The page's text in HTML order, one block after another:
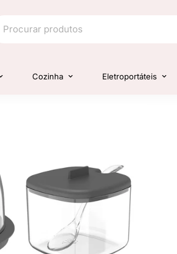
Cozinha Eletroportáteis